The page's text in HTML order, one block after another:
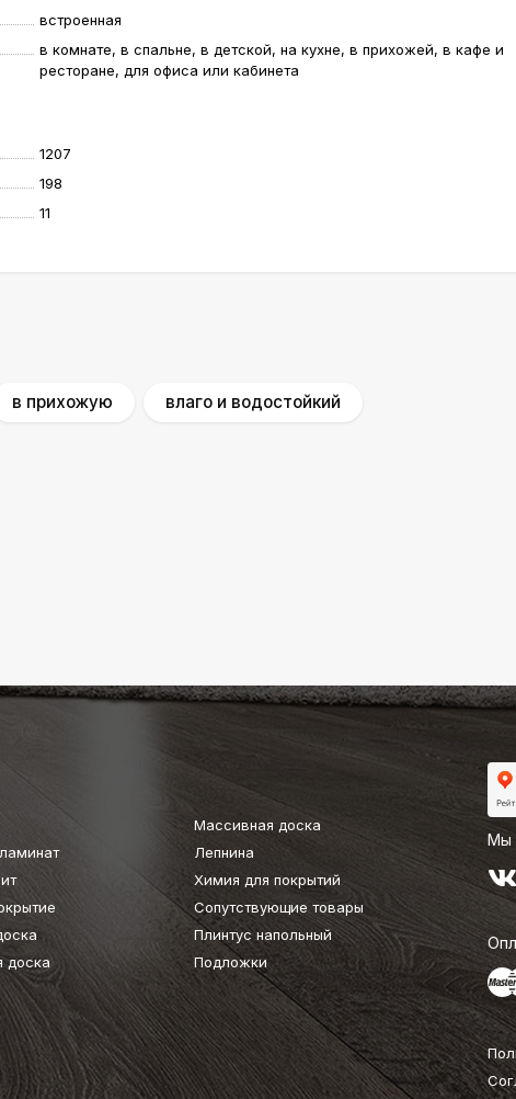
встроенная
в комнате, в спальне, в детской, на кухне, в прихожей, в кафе и
ресторане, для офиса или кабинета
1207
198
11
в прихожую влаго и водостойкий
доска
Массивная доска
Лепнина
Химия для покрытий
Сопутствующие товары
Плинтус напольный
Подложки
Мы